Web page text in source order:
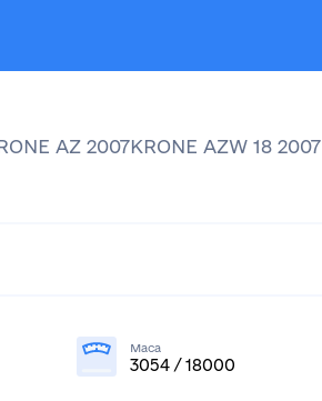
AZ 2007KRONE AZW 18 2007
Маса
3054 / 18000